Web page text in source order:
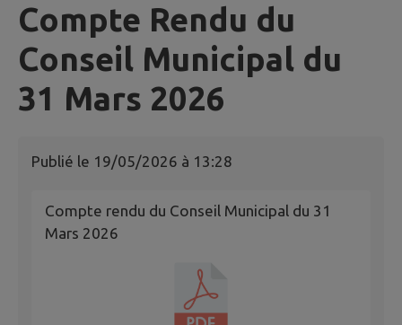
Compte Rendu du
Conseil Municipal du
31 Mars 2026
Publié le 19/05/2026 à 13:28
Compte rendu du Conseil Municipal du 31
Mars 2026